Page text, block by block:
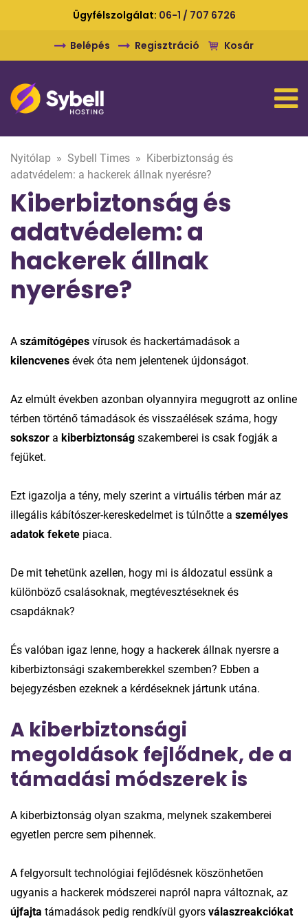
Ügyfélszolgálat: 06-1 / 707 6726
Belépés Regisztráció Kosár
Nyitólap » Sybell Times »
Kiberbiztonság és
adatvédelem: a hackerek állnak nyerésre?
Kiberbiztonság és
adatvédelem: a
hackerek állnak
nyerésre?
A számítógépes vírusok és hackertámadások a
kilencvenes évek óta nem jelentenek újdonságot.
Az elmúlt években azonban olyannyira megugrott az online
térben történő támadások és visszaélések száma, hogy
sokszor a kiberbiztonság szakemberei is csak fogják a
fejüket.
Ezt igazolja a tény, mely szerint a virtuális térben már az
illegális kábítószer-kereskedelmet is túlnőtte a személyes
adatok fekete piaca.
De mit tehetünk azellen, hogy mi is áldozatul essünk a
különböző csalásoknak, megtévesztéseknek és
csapdáknak?
És valóban igaz lenne, hogy a hackerek állnak nyersre a
kiberbiztonsági szakemberekkel szemben? Ebben a
bejegyzésben ezeknek a kérdéseknek jártunk utána.
A kiberbiztonsági
megoldások fejlődnek, de a
támadási módszerek is
A kiberbiztonság olyan szakma, melynek szakemberei
egyetlen percre sem pihennek.
A felgyorsult technológiai fejlődésnek köszönhetően
ugyanis a hackerek módszerei napról napra változnak, az
újfajta támadások pedig rendkívül gyors válaszreakciókat